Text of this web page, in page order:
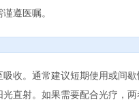
遵医嘱。
收。通常建议短期使用或间
直射。如果需要配合光疗，